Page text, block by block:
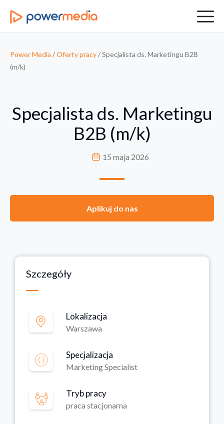
Power Media /Oferty pracy/Specjalista ds. Marketingu B2B
(m/k)
Specjalista ds. Marketingu
B2B (m/k)
15 maja 2026
Aplikuj do nas
Szczegóły
Lokalizacja
Warszawa
Specjalizacja
Marketing Specialist
Tryb pracy
praca stacjonarna